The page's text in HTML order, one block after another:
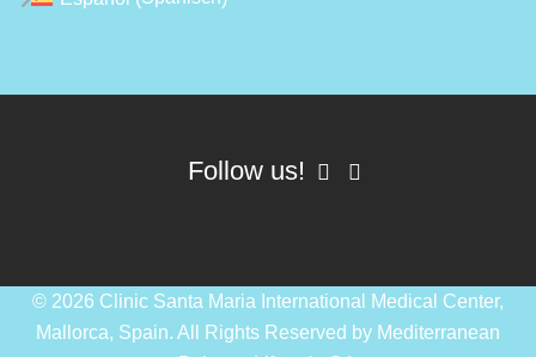
Follow us!
© 2026 Clinic Santa Maria International Medical Center,
Mallorca, Spain. All Rights Reserved by Mediterranean